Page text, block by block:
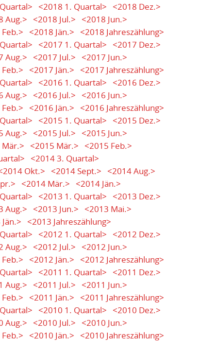
<2018 1. Quartal>
<2018 Dez.>
Aug.> <2018 Jul.>
<2018 Jun.>
<2018 Jän.>
<2018 Jahreszählung>
<2017 1. Quartal>
<2017 Dez.>
Aug.> <2017 Jul.>
<2017 Jun.>
<2017 Jän.>
<2017 Jahreszählung>
<2016 1. Quartal>
<2016 Dez.>
Aug.> <2016 Jul.>
<2016 Jun.>
<2016 Jän.>
<2016 Jahreszählung>
<2015 1. Quartal>
<2015 Dez.>
Aug.> <2015 Jul.>
<2015 Jun.>
<2015 Mär.>
<2015 Feb.>
<2014 3. Quartal>
Okt.> <2014 Sept.>
<2014 Aug.>
<2014 Mär.>
<2014 Jän.>
<2013 1. Quartal>
<2013 Dez.>
Aug.> <2013 Jun.>
<2013 Mai.>
<2013 Jahreszählung>
<2012 1. Quartal>
<2012 Dez.>
Aug.> <2012 Jul.>
<2012 Jun.>
<2012 Jän.>
<2012 Jahreszählung>
<2011 1. Quartal>
<2011 Dez.>
Aug.> <2011 Jul.>
<2011 Jun.>
<2011 Jän.>
<2011 Jahreszählung>
<2010 1. Quartal>
<2010 Dez.>
Aug.> <2010 Jul.>
<2010 Jun.>
<2010 Jän.>
<2010 Jahreszählung>